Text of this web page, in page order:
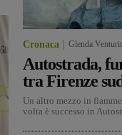
Cronaca Glenda
Autostrada,
tra Firenze
Un altro mezzo in
volta è successo in